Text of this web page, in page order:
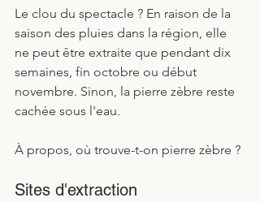
Le clou du spectacle ? En raison de la
saison des pluies dans la région, elle
ne peut être extraite que pendant dix
semaines, fin octobre ou début
novembre. Sinon, la pierre zèbre reste
cachée sous l'eau.
À propos, où trouve-t-on pierre zèbre ?
Sites d'extraction